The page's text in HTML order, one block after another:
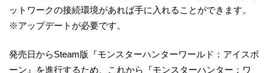
ットワークの接続環境があれば手に入れることができます。
※アップデートが必要です。
発売日からSteam版『モンスターハンターワールド：アイスボ
ーン』を進行するため、これから『モンスターハンター：ワ